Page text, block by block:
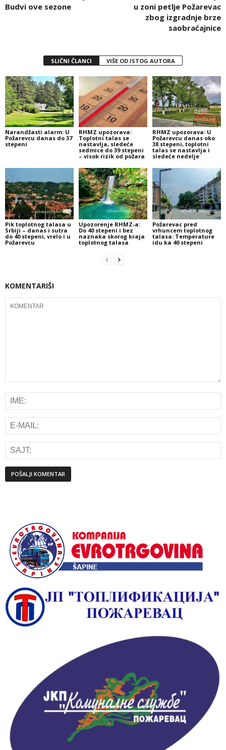
Budvi ove sezone
u zoni petlje Požarevac
zbog izgradnje brze
saobraćajnice
SLIČNI ČLANCI VIŠE OD ISTOG AUTORA
Narandžasti alarm: U
Požarevcu danas do 37
stepeni
RHMZ upozorava:
Toplotni talas se
nastavlja, sledeće
sedmice do 39 stepeni
– visok rizik od požara
RHMZ upozorava: U
Požarevcu danas oko
38 stepeni, toplotni
talas se nastavlja i
sledeće nedelje
Pik toplotnog talasa u
Srbiji – danas i sutra
do 40 stepeni, vrelo i u
Požarevcu
Upozorenje RHMZ-a:
Do 40 stepeni i bez
naznaka skorog kraja
toplotnog talasa
Požarevac pred
vrhuncem toplotnog
talasa: Temperature
idu ka 40 stepeni
KOMENTARIŠI